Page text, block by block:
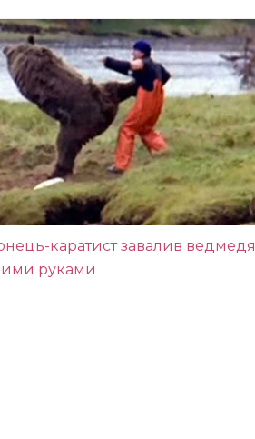
каратист завалив ведмедя
руками